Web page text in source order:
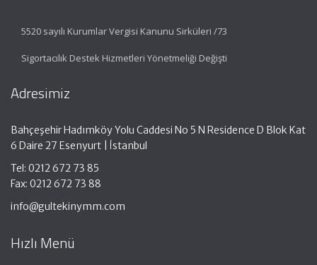
5520 sayılı Kurumlar Vergisi Kanunu Sirküleri /73
Sigortacılık Destek Hizmetleri Yönetmeliği Değişti
Adresimiz
Bahçeşehir Hadımköy Yolu Caddesi No 5 N Residence D Blok Kat
6 Daire 27 Esenyurt | İstanbul
Tel: 0212 672 73 85
Fax: 0212 672 73 88
info@gultekinymm.com
Hızlı Menü